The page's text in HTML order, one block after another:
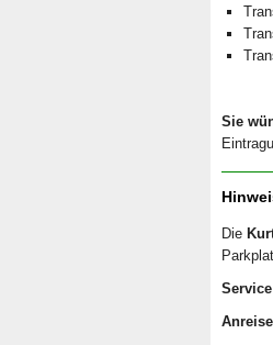
Sie
Die
Anreise